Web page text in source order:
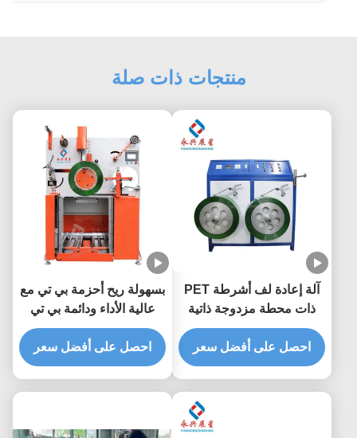
منتجات ذات صلة
آلة إعادة لف أشرطة PET
ذات محطة مزدوجة ذاتية
عالية الاستقرار للاستخدام
الصناعي
احصل على أفضل سعر
بسهولة ريح أحزمة بي تي مع
عالية الأداء ودائمة بي تي
رباط ريف
احصل على أفضل سعر